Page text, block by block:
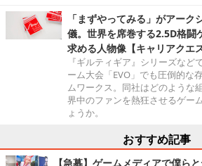
「まずやってみる」がアーク
儀。世界を席巻する2.5D格闘
求める人物像【キャリアクエ
『ギルティギア』シリーズな
ーム大会「EVO」でも圧倒的な
ムワークス。同社はどのような
界中のファンを熱狂させるゲー
ょうか。
おすすめ記事
【急募】ゲームメディアで僕ら